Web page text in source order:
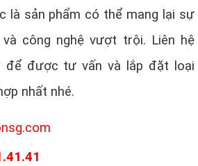
là sản phẩm có thể mang lại sự
công nghệ vượt trội. Liên hệ
để được tư vấn và lắp đặt loại
nhất nhé.